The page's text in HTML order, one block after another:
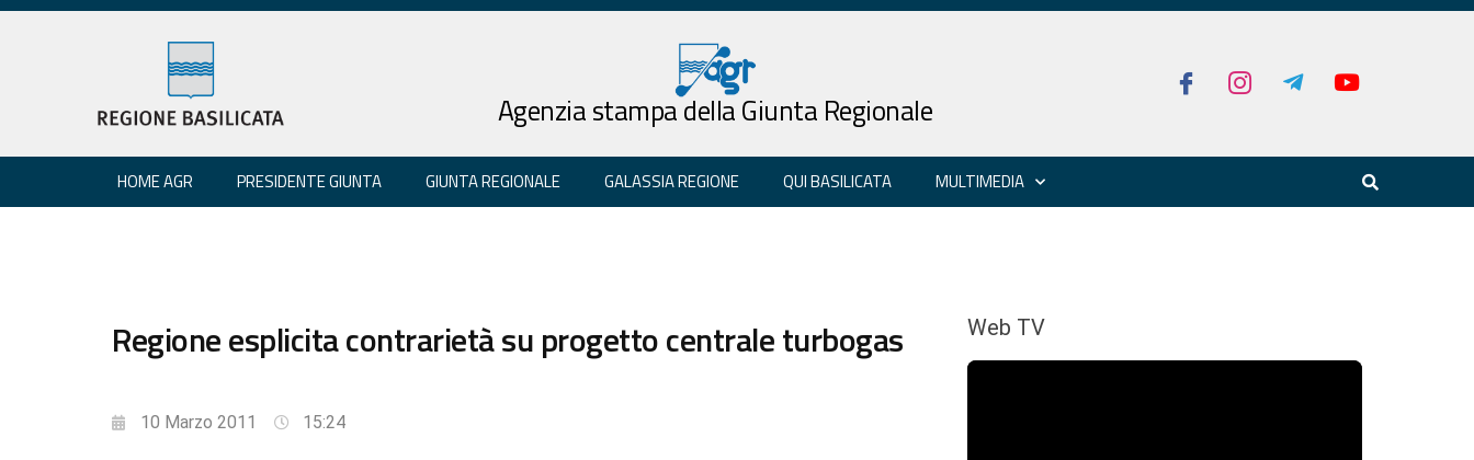
Agenzia stampa della Giunta Regionale
HOME AGR PRESIDENTE GIUNTA GIUNTA REGIONALE GALASSIA REGIONE QUI BASILICATA MULTIMEDIA
Regione esplicita contrarietà su progetto centrale turbogas
10 Marzo 2011 15:24
Web TV